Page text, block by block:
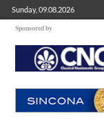
Sunday, 09.08.2026
Sponsored by